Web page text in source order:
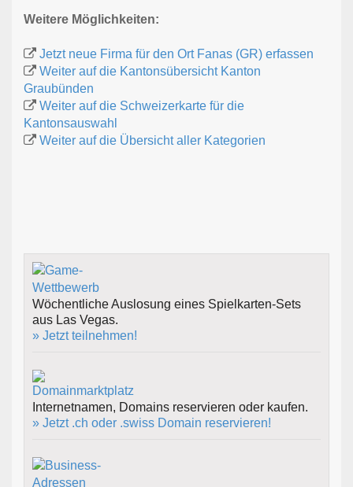
Weitere Möglichkeiten:
Jetzt neue Firma für den Ort Fanas (GR) erfassen
Weiter auf die Kantonsübersicht Kanton
Graubünden
Weiter auf die Schweizerkarte für die
Kantonsauswahl
Weiter auf die Übersicht aller Kategorien
Wöchentliche Auslosung eines Spielkarten-Sets
aus Las Vegas.
» Jetzt teilnehmen!
Internetnamen, Domains reservieren oder kaufen.
» Jetzt .ch oder .swiss Domain reservieren!